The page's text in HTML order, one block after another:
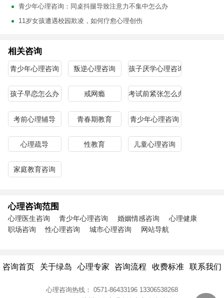
青少年心理咨询：同桌抖腿导致注意力不集中怎么办
11岁女孩遭遇校园欺凌，如何疗愈心理创伤
相关咨询
青少年心理咨询 叛逆心理咨询 孩子厌学心理咨询
孩子早恋怎么办 戒网瘾 考试前紧张怎么办
考前心理辅导 青春期教育 青少年心理咨询
心理疏导 性教育 儿童心理咨询
家庭教育咨询
心理咨询范围
心理医生咨询 青少年心理咨询 婚姻情感咨询
心理健康
职场咨询
性心理咨询 城市心理咨询 网站导航
咨询首页 关于绿岛 心理专家 咨询流程 收费标准 联系我们
心理咨询热线： 0571-86433196 13306538268